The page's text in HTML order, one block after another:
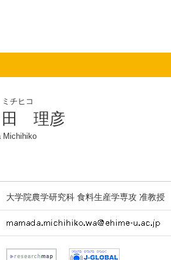
チヒコ
田 理彦
Michihiko
大学院農学研究科 食料生産学専攻 准教授